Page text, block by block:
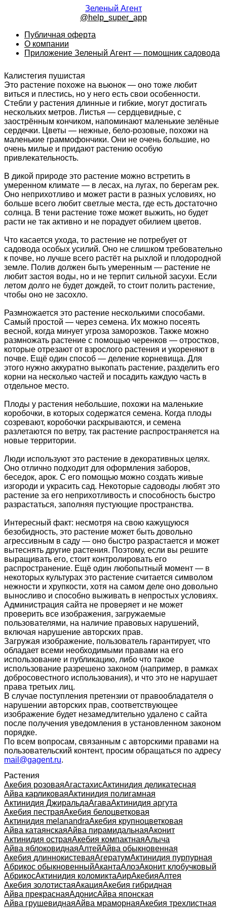
Зеленый Агент
@help_super_app
Публичная оферта
О компании
Приложение Зеленый Агент — помощник садовода
Калистегия пушистая
Это растение похоже на вьюнок — оно тоже любит
виться и плестись, но у него есть свои особенности.
Стебли у растения длинные и гибкие, могут достигать
нескольких метров. Листья — сердцевидные, с
заострённым кончиком, напоминают маленькие зелёные
сердечки. Цветы — нежные, бело-розовые, похожи на
маленькие граммофончики. Они не очень большие, но
очень милые и придают растению особую
привлекательность.
В дикой природе это растение можно встретить в
умеренном климате — в лесах, на лугах, по берегам рек.
Оно неприхотливо и может расти в разных условиях, но
больше всего любит светлые места, где есть достаточно
солнца. В тени растение тоже может выжить, но будет
расти не так активно и не порадует обилием цветов.
Что касается ухода, то растение не потребует от
садовода особых усилий. Оно не слишком требовательно
к почве, но лучше всего растёт на рыхлой и плодородной
земле. Полив должен быть умеренным — растение не
любит застоя воды, но и не терпит сильной засухи. Если
летом долго не будет дождей, то стоит полить растение,
чтобы оно не засохло.
Размножается это растение несколькими способами.
Самый простой — через семена. Их можно посеять
весной, когда минует угроза заморозков. Также можно
размножать растение с помощью черенков — отростков,
которые отрезают от взрослого растения и укореняют в
почве. Ещё один способ — деление корневища. Для
этого нужно аккуратно выкопать растение, разделить его
корни на несколько частей и посадить каждую часть в
отдельное место.
Плоды у растения небольшие, похожи на маленькие
коробочки, в которых содержатся семена. Когда плоды
созревают, коробочки раскрываются, и семена
разлетаются по ветру, так растение распространяется на
новые территории.
Люди используют это растение в декоративных целях.
Оно отлично подходит для оформления заборов,
беседок, арок. С его помощью можно создать живые
изгороди и украсить сад. Некоторые садоводы любят это
растение за его неприхотливость и способность быстро
разрастаться, заполняя пустующие пространства.
Интересный факт: несмотря на свою кажущуюся
безобидность, это растение может быть довольно
агрессивным в саду — оно быстро разрастается и может
вытеснять другие растения. Поэтому, если вы решите
выращивать его, стоит контролировать его
распространение. Ещё один любопытный момент — в
некоторых культурах это растение считается символом
нежности и хрупкости, хотя на самом деле оно довольно
выносливо и способно выживать в непростых условиях.
Администрация сайта не проверяет и не может
проверить все изображения, загружаемые
пользователями, на наличие правовых нарушений,
включая нарушение авторских прав.
Загружая изображение, пользователь гарантирует, что
обладает всеми необходимыми правами на его
использование и публикацию, либо что такое
использование разрешено законом (например, в рамках
добросовестного использования), и что это не нарушает
права третьих лиц.
В случае поступления претензии от правообладателя о
нарушении авторских прав, соответствующее
изображение будет незамедлительно удалено с сайта
после получения уведомления в установленном законом
порядке.
По всем вопросам, связанным с авторскими правами на
пользовательский контент, просим обращаться по адресу
mail@gagent.ru.
Растения
Акебия розоваяАгастахисАктинидия деликатесная
Айва карликоваяАктинидия полигамная
Актинидия ДжиральдаАгаваАктинидия аргута
Акебия пестраяАкебия белоцветковая
Актинидия melanandraАкебия крупноцветковая
Айва катаянскаяАйва пирамидальнаяАконит
Актинидия остраяАкебия компактнаяАлыча
Айва яблоковиднаяАлтейАйва обыкновенная
Акебия длиннокистеваяАгератумАктинидия пурпурная
Абрикос обыкновенныйАкантаАлоэАконит клобучковый
АбрикосАктинидия коломиктаАирАкебияАлтея
Акебия золотистаяАкацияАкебия гибридная
Айва прекраснаяАдонисАйва японская
Айва грушевиднаяАйва мраморнаяАкебия трехлистная